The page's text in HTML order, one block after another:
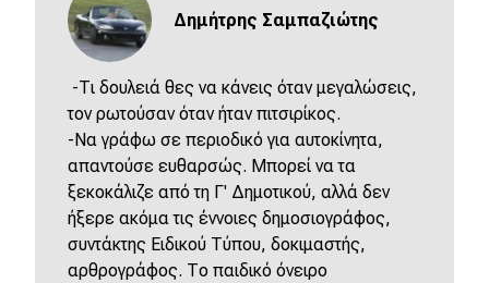
Δημήτρης Σαμπαζιώτης
-Τι δουλειά θες να κάνεις όταν μεγαλώσεις,
τον ρωτούσαν όταν ήταν πιτσιρίκος.
-Να γράφω σε περιοδικό για αυτοκίνητα,
απαντούσε ευθαρσώς. Μπορεί να τα
ξεκοκάλιζε από τη Γ' Δημοτικού, αλλά δεν
ήξερε ακόμα τις έννοιες δημοσιογράφος,
συντάκτης Ειδικού Τύπου, δοκιμαστής,
αρθρογράφος. Το παιδικό όνειρο